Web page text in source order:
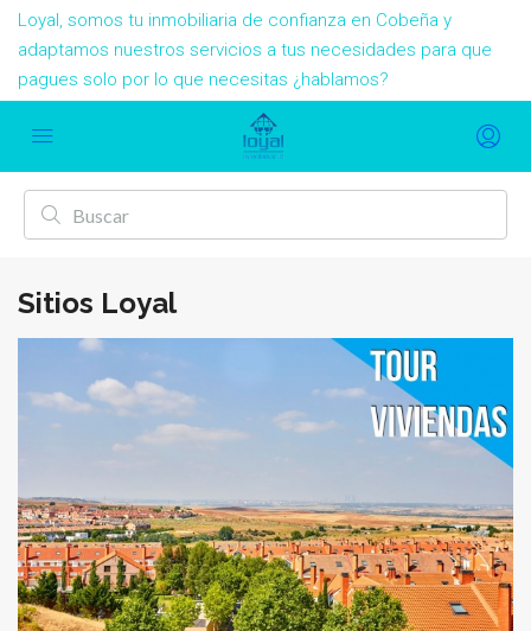
Loyal, somos tu inmobiliaria de confianza en Cobeña y
adaptamos nuestros servicios a tus necesidades para que
pagues solo por lo que necesitas ¿hablamos?
Sitios Loyal